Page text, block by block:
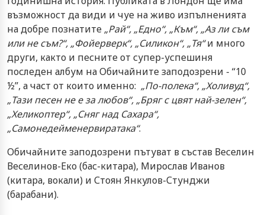
възможност да види и чуе на живо изпълненията
на добре познатите „Рай“, „Едно“, „Към“, „Аз ли съм
или не съм?“, „Фойерверк“, „Силикон“, „Тя“и много
други, както и песните от супер-успешиня
последен албум на Обичайните заподозрени - “10
½”, а част от които именно: „По-полека“, „Холивуд“,
„Тази песен не е за любов“, „Бряг с цвят най-зелен“,
„Хеликоптер“, „Сняг над Сахара“,
„Самонедейменервиратака“.
Обичайните заподозрени пътуват в състав Веселин
Веселинов-Еко (бас-китара), Мирослав Иванов
(китара, вокали) и Стоян Янкулов-Стунджи
(барабани).